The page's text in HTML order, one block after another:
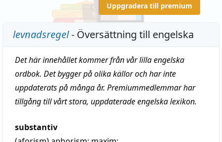
Uppgradera till premium
levnadsregel- Översättning till engelska
Det här innehållet kommer från vår lilla engelska
ordbok. Det bygger på olika källor och har inte
uppdaterats på många år. Premiummedlemmar har
tillgång till vårt stora, uppdaterade engelska lexikon.
substantiv